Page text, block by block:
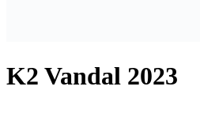
K2 Vandal 2023